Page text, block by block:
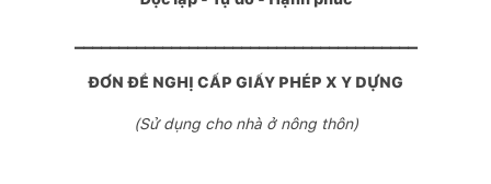
ĐƠN ĐỀ NGHỊ CẤP GIẤY PHÉP X Y DỰNG
(Sử dụng cho nhà ở nông thôn)